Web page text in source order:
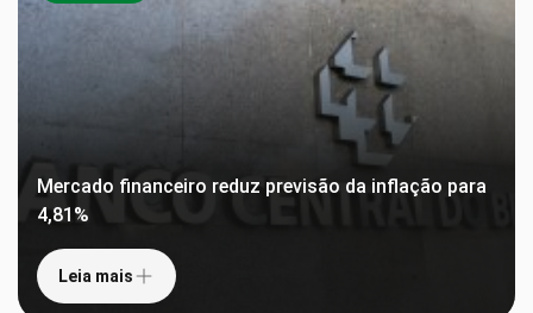
Mercado financeiro reduz previsão da inflação para
4,81%
Leia mais